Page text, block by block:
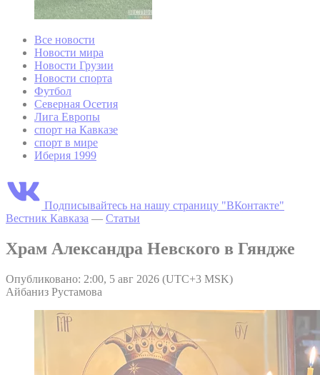
Все новости
Новости мира
Новости Грузии
Новости спорта
Футбол
Северная Осетия
Лига Европы
спорт на Кавказе
спорт в мире
Иберия 1999
Подписывайтесь на нашу страницу "ВКонтакте"
Вестник Кавказа — Статьи
Храм Александра Невского в Гяндже
Опубликовано: 2:00, 5 авг 2026 (UTC+3 MSK)
Айбаниз Рустамова